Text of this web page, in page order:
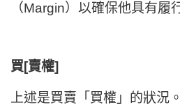
（Margin）以確保他具有履
買[賣權]
上述是買賣「買權」的狀況